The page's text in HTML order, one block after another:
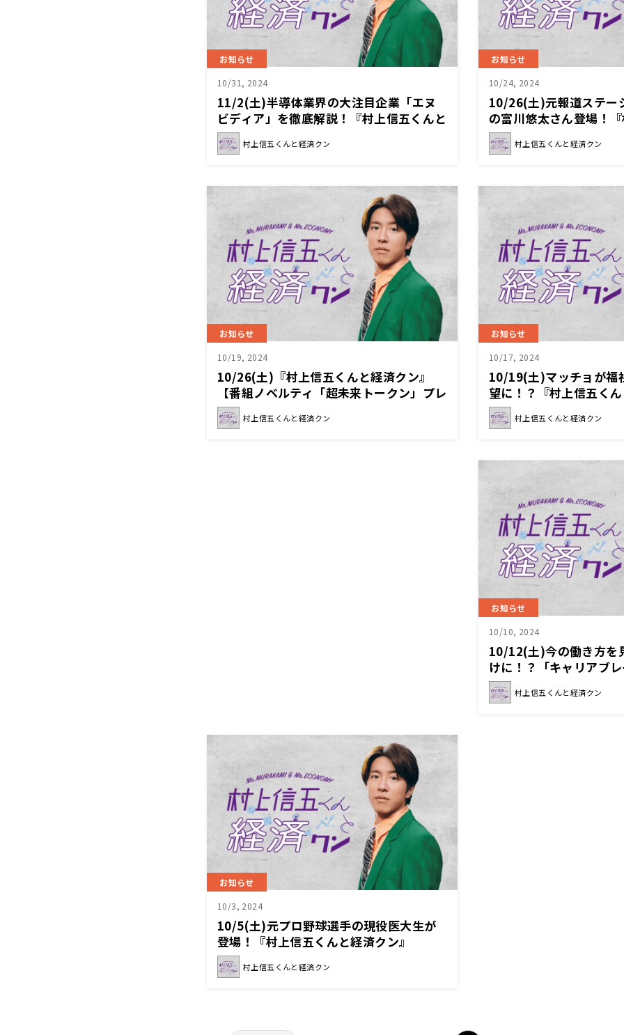
お知らせ
10/31, 2024
11/2(土)半導体業界の大注目企業「エヌ
ビディア」を徹底解説！『村上信五くんと
経済クン』
村上信五くんと経済クン
お知らせ
10/24, 2024
10/26(土)元報道ステー
の富川悠太さん登場！
経済クン』
村上信五くんと経済クン
お知らせ
10/19, 2024
10/26(土)『村上信五くんと経済クン』
【番組ノベルティ「超未来トークン」プレ
ゼント】第2弾決定！
村上信五くんと経済クン
お知らせ
10/17, 2024
10/19(土)マッチョが福
望に！？『村上信五く
村上信五くんと経済クン
お知らせ
10/10, 2024
10/12(土)今の働き方を
けに！？「キャリアブ
う！『村上信五くんと
村上信五くんと経済クン
お知らせ
10/3, 2024
10/5(土)元プロ野球選手の現役医大生が
登場！『村上信五くんと経済クン』
村上信五くんと経済クン